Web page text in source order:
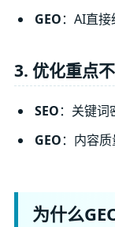
GEO：AI直
3. 优化重点
SEO：关键词
GEO：内容
为什么